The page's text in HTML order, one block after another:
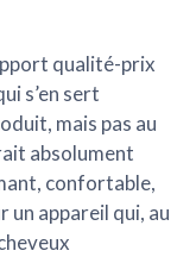
qualité-prix
s’en sert
mais pas au
absolument
confortable,
un appareil qui, au